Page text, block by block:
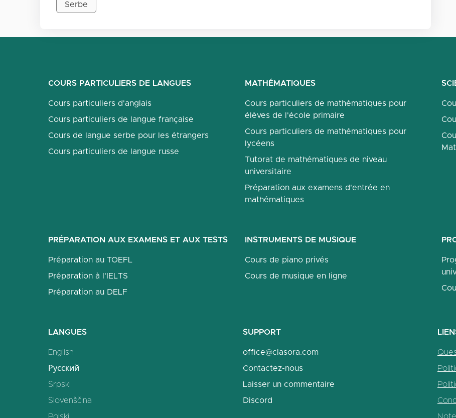
Serbe
COURS PARTICULIERS DE LANGUES
Cours particuliers d'anglais
Cours particuliers de langue française
Cours de langue serbe pour les étrangers
Cours particuliers de langue russe
MATHÉMATIQUES
Cours particuliers de mathématiques pour
élèves de l'école primaire
Cours particuliers de mathématiques pour
lycéens
Tutorat de mathématiques de niveau
universitaire
Préparation aux examens d'entrée en
mathématiques
PRÉPARATION AUX EXAMENS ET AUX TESTS
Préparation au TOEFL
Préparation à l'IELTS
Préparation au DELF
INSTRUMENTS DE MUSIQUE
Cours de piano privés
Cours de musique en ligne
LANGUES
English
Русский
Srpski
Slovenščina
SUPPORT
office@clasora.com
Contactez-nous
Laisser un commentaire
Discord